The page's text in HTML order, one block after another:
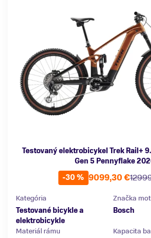
Testovaný elektrobicykel Trek Rail+
Gen 5 Pennyflake
-30 % 9099,30 €
Kategória
Testované bicykle a
elektrobicykle
Značka
Bosch
Materiál rámu
Kapacita